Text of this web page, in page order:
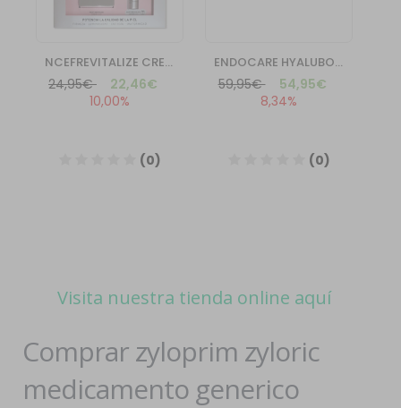
Visita nuestra tienda online aquí
Comprar zyloprim zyloric
medicamento generico